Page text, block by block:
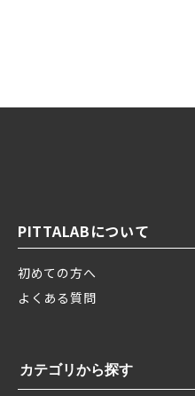
PITTALABについて
初めての方へ
よくある質問
カテゴリから探す